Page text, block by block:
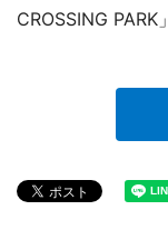
CROSSING PARK